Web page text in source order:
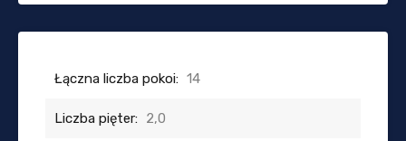
Łączna liczba pokoi: 14
Liczba pięter: 2,0